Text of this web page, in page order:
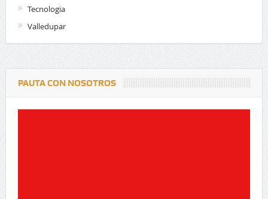
Tecnologia
Valledupar
PAUTA CON NOSOTROS